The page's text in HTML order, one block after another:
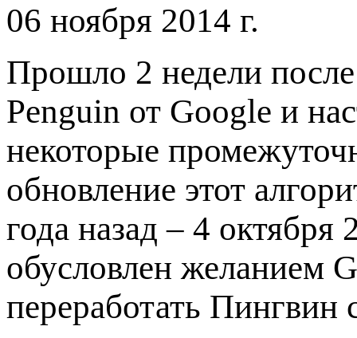
06 ноября 2014 г.
Прошло 2 недели
Penguin от Google и
некоторые
обновление этот
года назад – 4
обусловлен желанием
переработать Пингвин